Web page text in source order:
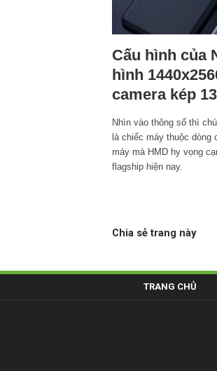
Cấu hình của
hình
camera kép
Nhìn vào thông số thì
là chiếc máy thuộc dòng
máy mà HMD hy vọng
flagship hiện nay.
Chia sẻ trang này
TRANG CHỦ